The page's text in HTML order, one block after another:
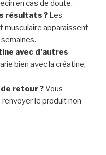
en cas de doute.
résultats ? Les
apparaissent
avec d’autres
bien avec la créatine,
retour ?Vous
le produit non